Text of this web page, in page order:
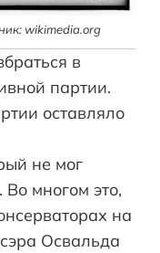
wikimedia.org
в
партии.
оставляло
не мог
многом это,
на
Освальда